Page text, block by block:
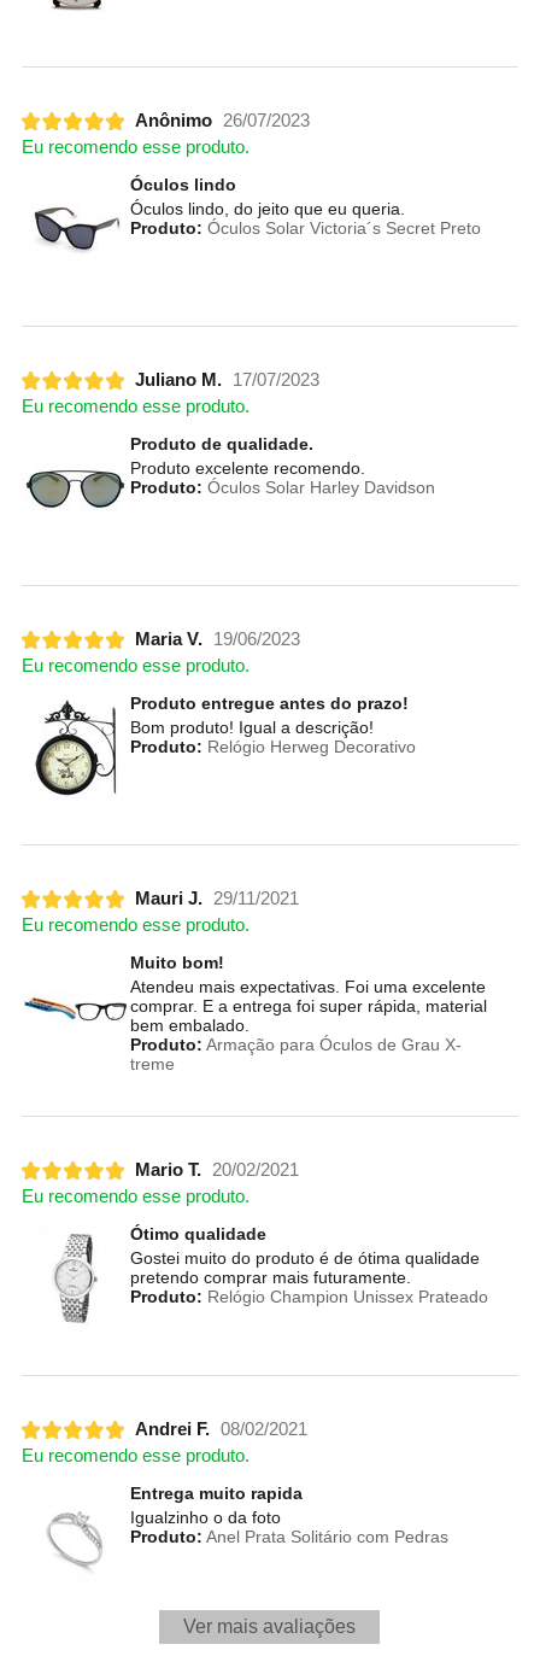
Anônimo 26/07/2023
Eu recomendo esse produto.
Óculos lindo
Óculos lindo, do jeito que eu queria.
Produto: Óculos Solar Victoria´s Secret Preto
Juliano M.
17/07/2023
Eu recomendo esse produto.
Produto de qualidade.
Produto excelente recomendo.
Produto: Óculos Solar Harley Davidson
Maria V.
19/06/2023
Eu recomendo esse produto.
Produto entregue antes do prazo!
Bom produto! Igual a descrição!
Produto: Relógio Herweg Decorativo
Mauri J. 29/11/2021
Eu recomendo esse produto.
Muito bom!
Atendeu mais expectativas. Foi uma excelente
comprar. E a entrega foi super rápida, material
bem embalado.
Produto: Armação para Óculos de Grau X-
treme
Mario T. 20/02/2021
Eu recomendo esse produto.
Ótimo qualidade
Gostei muito do produto é de ótima qualidade
pretendo comprar mais futuramente.
Produto: Relógio Champion Unissex Prateado
Andrei F. 08/02/2021
Eu recomendo esse produto.
Entrega muito rapida
Igualzinho o da foto
Produto: Anel Prata Solitário com Pedras
Ver mais avaliações